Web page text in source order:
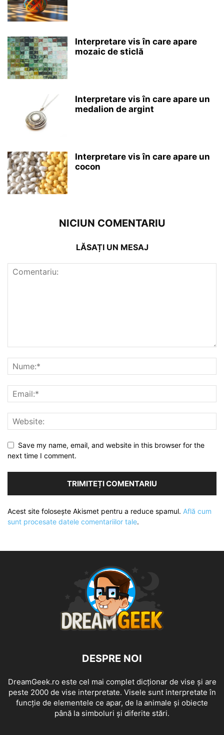
Interpretare vis în care apare
mozaic de sticlă
Interpretare vis în care apare un
medalion de argint
Interpretare vis în care apare un
cocon
NICIUN COMENTARIU
LĂSAȚI UN MESAJ
Save my name, email, and website in this browser for the
next time I comment.
Acest site folosește Akismet pentru a reduce spamul. Află cum
sunt procesate datele comentariilor tale.
DESPRE NOI
DreamGeek.ro este cel mai complet dicționar de vise și are
peste 2000 de vise interpretate. Visele sunt interpretate în
funcție de elementele ce apar, de la animale și obiecte
până la simboluri și diferite stări.